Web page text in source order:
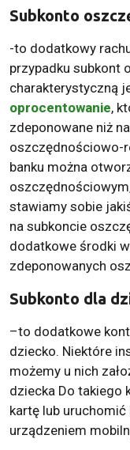
Subkonto
-to dodatkowy
przypadku subkont
charakterystyczną
oprocentowanie,
zdeponowane niż
oszczędnościowo-
banku można
stawiamy sobie
na subkoncie
dodatkowe środki
zdeponowanych
Subkonto dla
–to dodatkowe
dziecko. Niektóre
możemy u nich
dziecka Do takiego
kartę lub
urządzeniem